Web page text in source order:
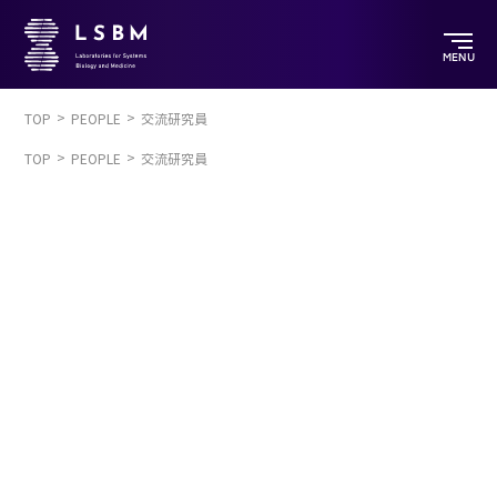
MENU
TOP PEOPLE 交流研究員
TOP PEOPLE 交流研究員